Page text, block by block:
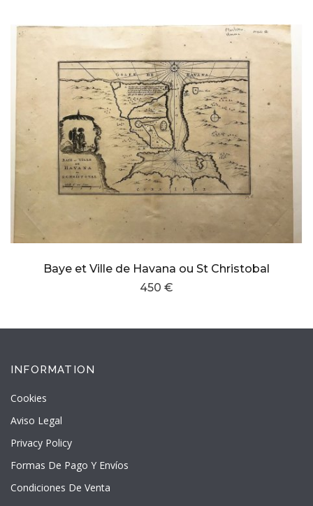
Baye et Ville de Havana ou St Christobal
450 €
INFORMATION
Cookies
Aviso Legal
Privacy Policy
Formas De Pago Y Envíos
Condiciones De Venta